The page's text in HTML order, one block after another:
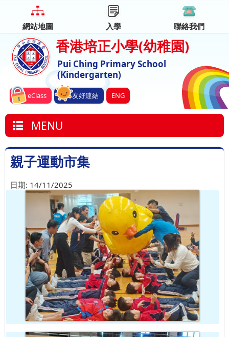
香港培正小學(幼稚園)
Pui Ching Primary School
(Kindergarten)
eClass 友好連結 ENG
網站地圖 入學 聯絡我們
MENU
親子運動市集
日期: 14/11/2025